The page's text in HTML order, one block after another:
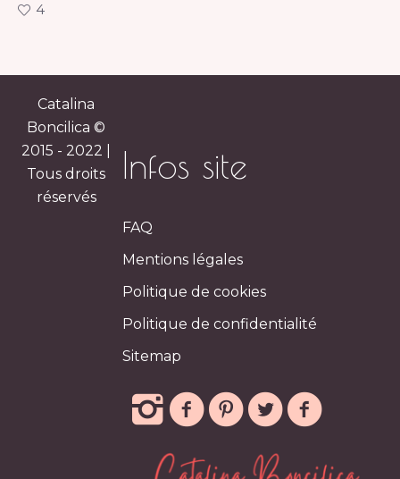
4
Infos site
FAQ
Mentions légales
Politique de cookies
Politique de confidentialité
Sitemap
Catalina
Boncilica ©
2015 - 2022 |
Tous droits
réservés